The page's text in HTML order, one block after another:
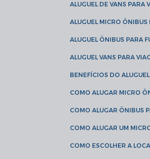
ALUGUEL DE VANS
ALUGUEL MICRO
ALUGUEL ÔNIBUS
ALUGUEL VANS PARA
BENEFÍCIOS DO
COMO ALUGAR MICRO
COMO ALUGAR ÔNIBUS
COMO ALUGAR UM
COMO ESCOLHER A